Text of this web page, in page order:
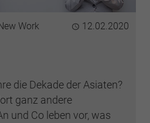
Work Publiziert
12.02.2020
die Dekade der Asiaten?
ganz andere
und Co leben vor, was